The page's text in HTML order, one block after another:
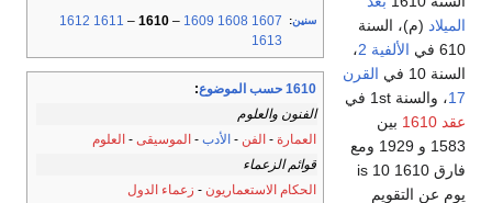
سنين:
1607
1608
1609
–
1610
–
1611
1612
1613
1610 حسب الموضوع
:
الفنون والعلوم
العمارة - الفن - الأدب - الموسيقى - العلوم
قوائم الزعماء
الحكام الاستعماريون - زعماء الدول
الميلاد (م)، السنة
610 في
الألفية 2
،
السنة 10 في
القرن
17، والسنة 1st في
عقد 1610
بين
1583 و 1929 ومع
فارق 1610 is 10
يوم عن التقويم